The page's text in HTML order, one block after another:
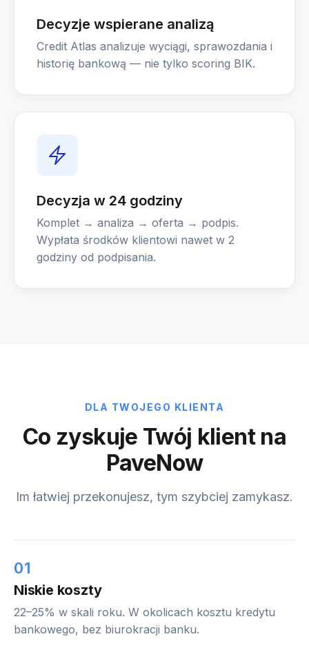
Decyzje wspierane analizą
Credit Atlas analizuje wyciągi, sprawozdania i
historię bankową — nie tylko scoring BIK.
Decyzja w 24 godziny
Komplet → analiza → oferta → podpis.
Wypłata środków klientowi nawet w 2
godziny od podpisania.
DLA TWOJEGO KLIENTA
Co zyskuje Twój klient na
PaveNow
Im łatwiej przekonujesz, tym szybciej zamykasz.
01
Niskie koszty
22–25% w skali roku. W okolicach kosztu kredytu
bankowego, bez biurokracji banku.